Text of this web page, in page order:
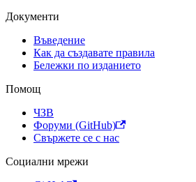
Документи
Въведение
Как да създавате правила
Бележки по изданието
Помощ
ЧЗВ
Форуми (GitHub)
Свържете се с нас
Социални мрежи